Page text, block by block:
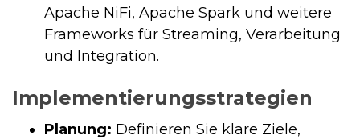
Apache NiFi, Apache Spark und weitere
Frameworks für Streaming, Verarbeitung
und Integration.
Implementierungsstrategien
Planung: Definieren Sie klare Ziele,